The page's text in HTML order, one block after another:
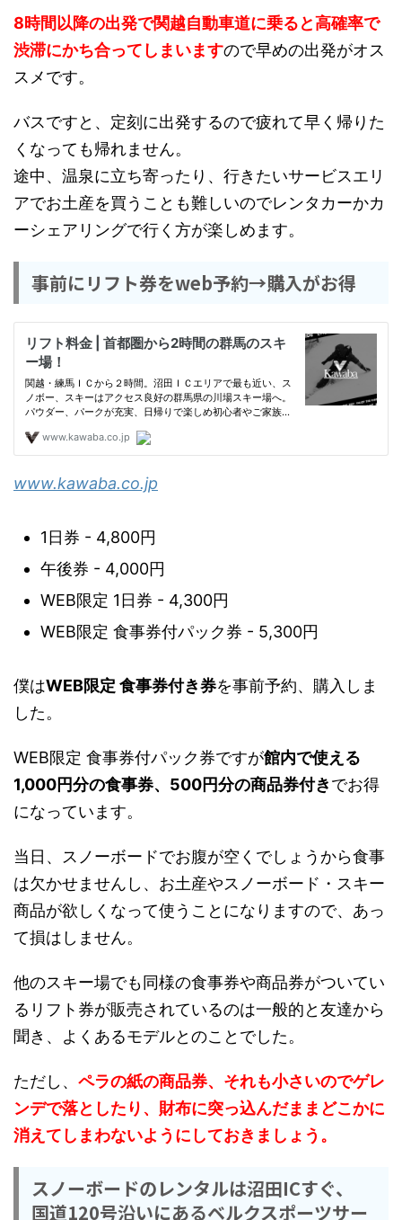
8時間以降の出発で関越自動車道に乗ると高確率で
渋滞にかち合ってしまいますので早めの出発がオス
スメです。
バスですと、定刻に出発するので疲れて早く帰りた
くなっても帰れません。
途中、温泉に立ち寄ったり、行きたいサービスエリ
アでお土産を買うことも難しいのでレンタカーかカ
ーシェアリングで行く方が楽しめます。
事前にリフト券をweb予約→購入がお得
www.kawaba.co.jp
1日券 - 4,800円
午後券 - 4,000円
WEB限定 1日券 - 4,300円
WEB限定 食事券付パック券 - 5,300円
僕はWEB限定 食事券付き券を事前予約、購入しま
した。
WEB限定 食事券付パック券ですが館内で使える
1,000円分の食事券、500円分の商品券付きでお得
になっています。
当日、スノーボードでお腹が空くでしょうから食事
は欠かせませんし、お土産やスノーボード・スキー
商品が欲しくなって使うことになりますので、あっ
て損はしません。
他のスキー場でも同様の食事券や商品券がついてい
るリフト券が販売されているのは一般的と友達から
聞き、よくあるモデルとのことでした。
ただし、 ペラの紙の商品券、それも小さいのでゲレ
ンデで落としたり、財布に突っ込んだままどこかに
消えてしまわないようにしておきましょう。
スノーボードのレンタルは沼田ICすぐ、
国道120号沿いにあるベルクスポーツサー